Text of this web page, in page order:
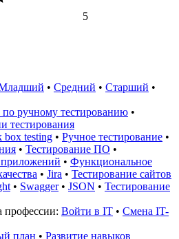
5
• Средний • Старший •
ручному тестированию •
тестирования
box testing • Ручное тестирование •
• Тестирование ПО •
• Функциональное
• Jira • Тестирование сайтов
• Swagger• JSON • Тестирование
профессии: Войти в IT • Смена IT-
план • Развитие навыков